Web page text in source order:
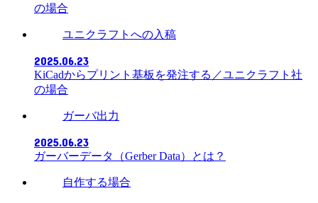
の場合
ユニクラフトへの入稿
2025.06.23
KiCadからプリント基板を発注する／ユニクラフト社
の場合
ガーバ出力
2025.06.23
ガーバーデータ（Gerber Data）とは？
自作する場合